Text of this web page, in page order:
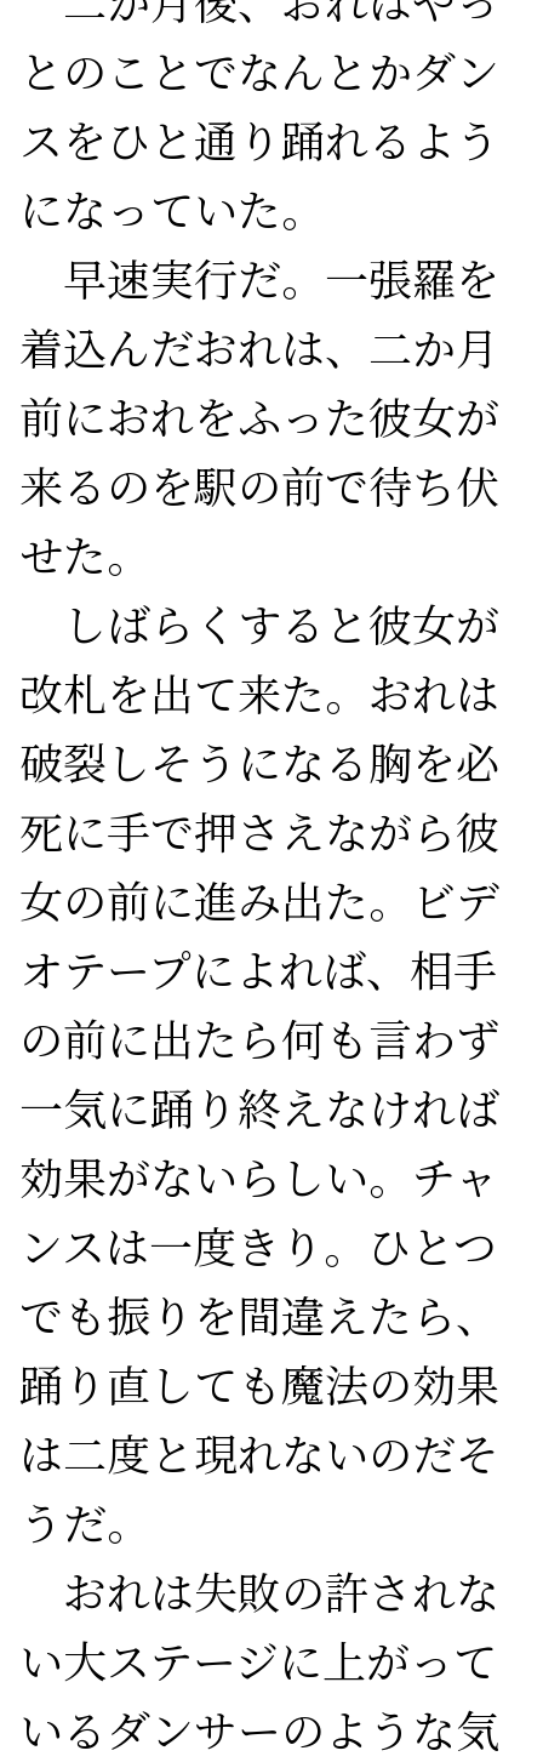
とのことでなんとかダン
スをひと通り踊れるよう
になっていた。
早速実行だ。一張羅を
着込んだおれは、二か月
前におれをふった彼女が
来るのを駅の前で待ち伏
せた。
しばらくすると彼女が
改札を出て来た。おれは
破裂しそうになる胸を必
死に手で押さえながら彼
女の前に進み出た。ビデ
オテープによれば、相手
の前に出たら何も言わず
一気に踊り終えなければ
効果がないらしい。チャ
ンスは一度きり。ひとつ
でも振りを間違えたら、
踊り直しても魔法の効果
は二度と現れないのだそ
うだ。
おれは失敗の許されな
い大ステージに上がって
いるダンサーのような気